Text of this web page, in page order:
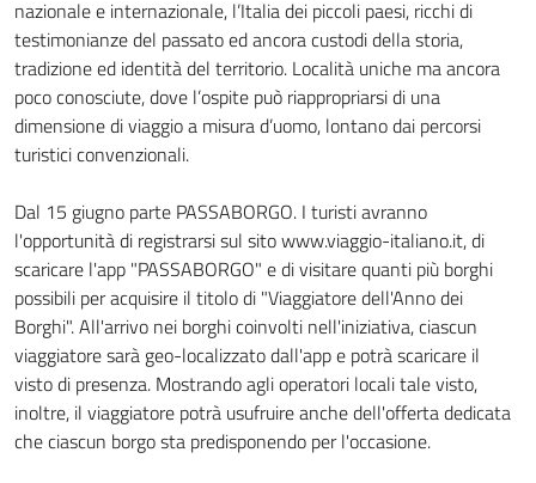
nazionale e internazionale, l’Italia dei piccoli paesi, ricchi di
testimonianze del passato ed ancora custodi della storia,
tradizione ed identità del territorio. Località uniche ma ancora
poco conosciute, dove l’ospite può riappropriarsi di una
dimensione di viaggio a misura d’uomo, lontano dai percorsi
turistici convenzionali.
Dal 15 giugno parte PASSABORGO. I turisti avranno
l'opportunità di registrarsi sul sito www.viaggio-italiano.it, di
scaricare l'app "PASSABORGO" e di visitare quanti più borghi
possibili per acquisire il titolo di "Viaggiatore dell'Anno dei
Borghi". All'arrivo nei borghi coinvolti nell'iniziativa, ciascun
viaggiatore sarà geo-localizzato dall'app e potrà scaricare il
visto di presenza. Mostrando agli operatori locali tale visto,
inoltre, il viaggiatore potrà usufruire anche dell'offerta dedicata
che ciascun borgo sta predisponendo per l'occasione.